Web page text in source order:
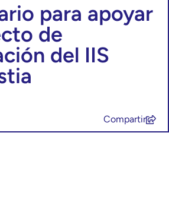
para apoyar
de
del IIS
Compartir